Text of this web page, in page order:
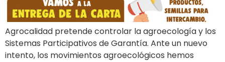
Agrocalidad pretende controlar la agroecología y los
Sistemas Participativos de Garantía. Ante un nuevo
intento, los movimientos agroecológicos hemos